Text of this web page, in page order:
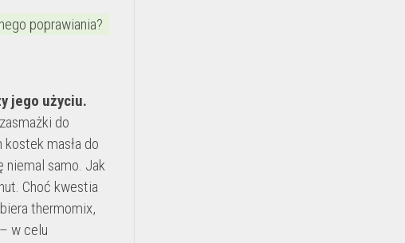
poprawiania?
jego użyciu.
do
masła do
niemal samo. Jak
Choć kwestia
thermomix,
w celu